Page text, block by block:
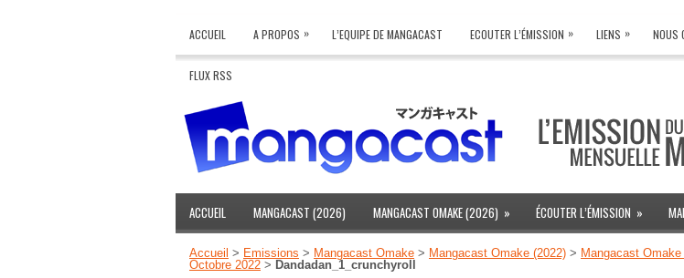
ACCUEIL A PROPOS » L’EQUIPE DE MANGACAST ECOUTER L’ÉMISSION » LIENS » NOUS
FLUX RSS
ACCUEIL MANGACAST (2026) MANGACAST OMAKE (2026) » ÉCOUTER L’ÉMISSION »
Accueil > Emissions > Mangacast Omake > Mangacast Omake (2022) > Mangacast Omake
Octobre 2022 > Dandadan_1_crunchyroll